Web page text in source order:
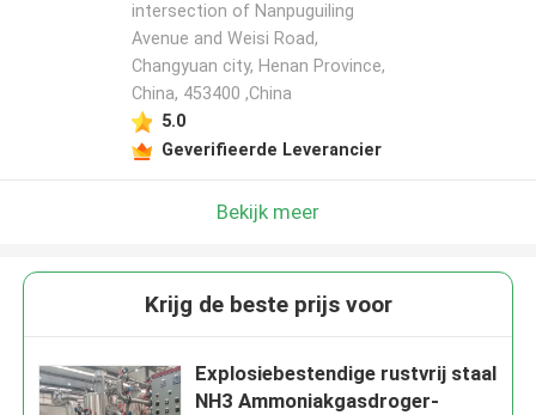
intersection of Nanpuguiling
Avenue and Weisi Road,
Changyuan city, Henan Province,
China, 453400 ,China
5.0
Geverifieerde Leverancier
Bekijk meer
Krijg de beste prijs voor
Explosiebestendige rustvrij staal
NH3 Ammoniakgasdroger-